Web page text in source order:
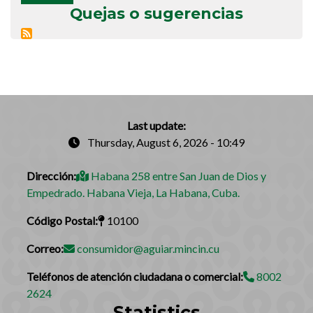
Quejas o sugerencias
Last update:
Thursday, August 6, 2026 - 10:49
Dirección:
Habana 258 entre San Juan de Dios y
Empedrado. Habana Vieja, La Habana, Cuba.
Código Postal: 10100
Correo: consumidor@aguiar.mincin.cu
Teléfonos de atención ciudadana o comercial:
8002
2624